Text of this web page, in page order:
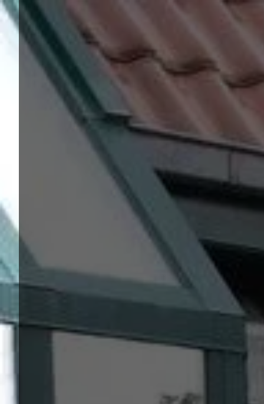
Panneau de gestion des cookies